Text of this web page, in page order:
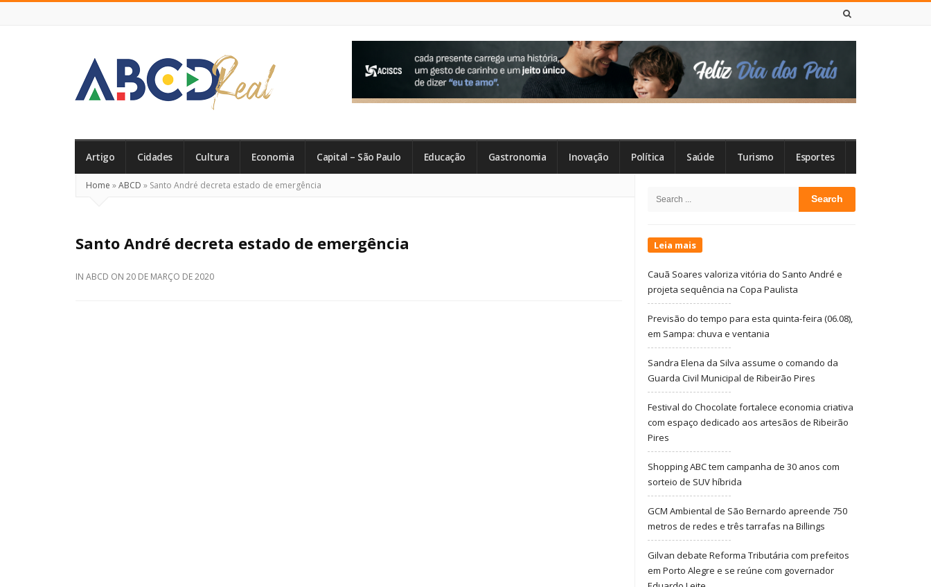
Real
Artigo Cidades Cultura Economia Capital – São Paulo Educação Gastronomia Inovação Política Saúde Turismo Esportes
Home »ABCD » Santo André decreta estado de emergência
Santo André decreta estado de emergência
IN ABCD ON 20 DE MARÇO DE 2020
Sidebar
Search
Leia mais
Cauã Soares valoriza vitória do Santo André e
projeta sequência na Copa Paulista
Previsão do tempo para esta quinta-feira (06.08),
em Sampa: chuva e ventania
Sandra Elena da Silva assume o comando da
Guarda Civil Municipal de Ribeirão Pires
Festival do Chocolate fortalece economia criativa
com espaço dedicado aos artesãos de Ribeirão
Pires
Shopping ABC tem campanha de 30 anos com
sorteio de SUV híbrida
GCM Ambiental de São Bernardo apreende 750
metros de redes e três tarrafas na Billings
Gilvan debate Reforma Tributária com prefeitos
em Porto Alegre e se reúne com governador